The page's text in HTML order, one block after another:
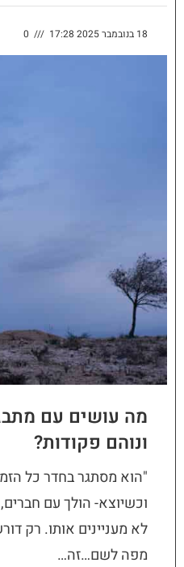
18 בנובמבר 2025 17:28 ///
0
מה עושים עם
ונוהם פקודות?
"הוא מסתגר בחדר כל
וכשיוצא- הולך עם
לא מעניינים אותו. רק
מפה לשם…זה…